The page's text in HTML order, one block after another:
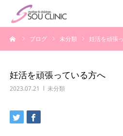
ブログ 未分類 妊活を頑張
妊活を頑張っている方へ
2023.07.21 未分類
診療案内
施設紹介